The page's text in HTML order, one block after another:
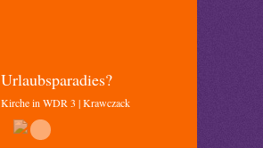
Urlaubsparadies?
Kirche in WDR 3 | Krawczack